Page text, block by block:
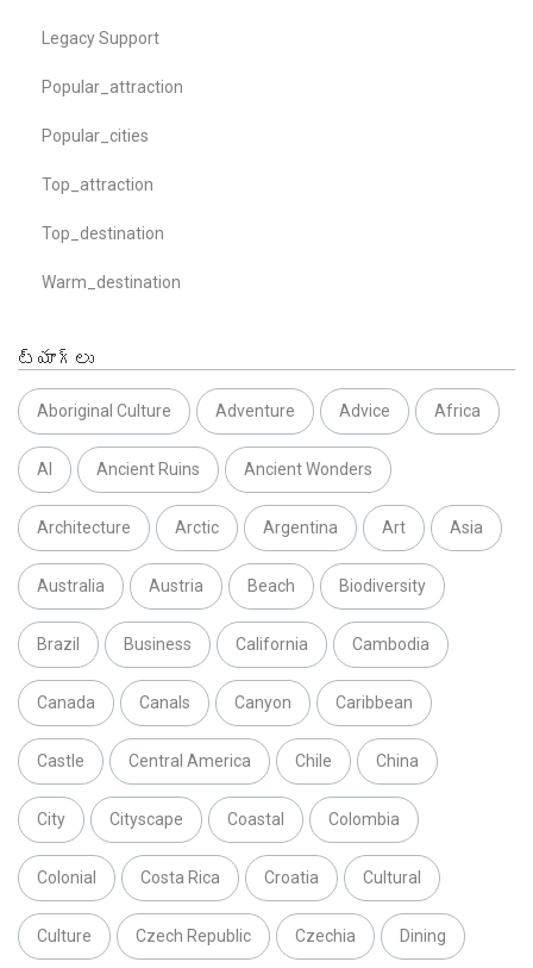
Legacy Support
Popular_attraction
Popular_cities
Top_attraction
Top_destination
Warm_destination
ట్యాగ్లు
Aboriginal Culture Adventure Advice Africa
AI Ancient Ruins Ancient Wonders
Architecture Arctic Argentina Art Asia
Australia Austria Beach Biodiversity
Brazil Business California Cambodia
Canada Canals Canyon Caribbean
Castle Central America Chile China
City Cityscape Coastal Colombia
Colonial Costa Rica Croatia Cultural
Culture Czech Republic Czechia Dining